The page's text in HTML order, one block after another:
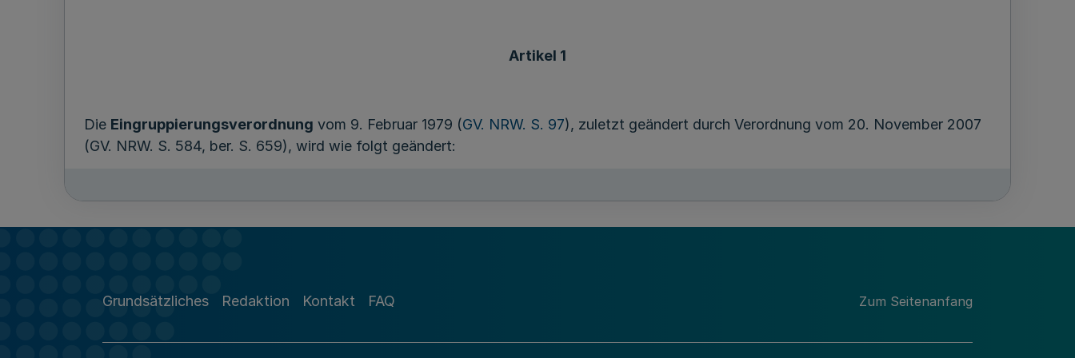
Artikel 1
Die Eingruppierungsverordnung vom 9. Februar 1979 (GV. NRW. S. 97), zuletzt geändert durch Verordnung vom 20. November 2007
(GV. NRW. S. 584, ber. S. 659), wird wie folgt geändert:
Rechts (Eingruppierungsverordnung - EingrVO -)
Grundsätzliches Redaktion Kontakt FAQ Zum Seitenanfang